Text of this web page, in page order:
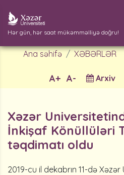
Hər gün, hər saat mükəmməlliyə doğru!
Ana səhifə XƏBƏRLƏR
Arxiv
A-
A+
Xəzər
İnkişaf Könüllüləri
təqdimatı oldu
2019-cu il dekabrın 11-də